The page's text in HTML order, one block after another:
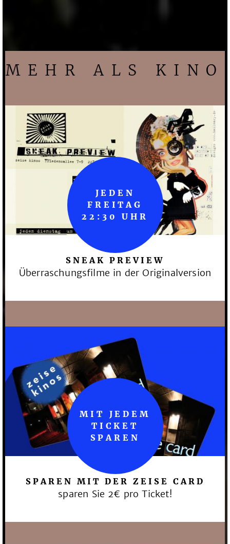
MEHR ALS KINO
SNEAK PREVIEW
Überraschungsfilme in der Originalversion
JEDEN
FREITAG
22:30 UHR
SPAREN MIT DER ZEISE CARD
sparen Sie 2€ pro Ticket!
MIT JEDEM
TICKET
SPAREN